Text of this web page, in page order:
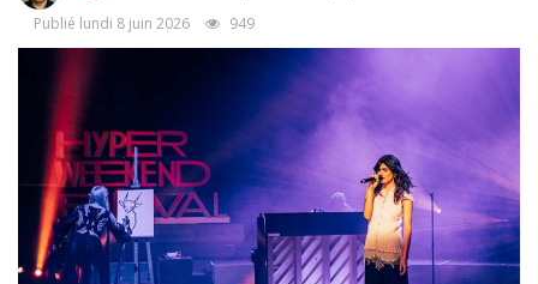
Publié lundi 8 juin 2026 949